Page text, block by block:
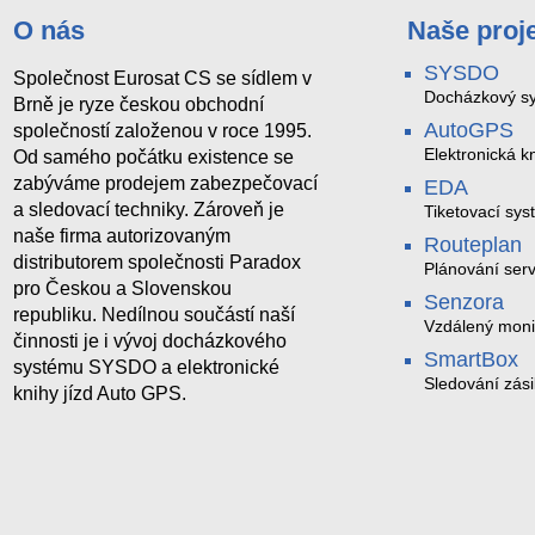
O nás
Společnost Eurosat CS se sídlem v
Brně je ryze českou obchodní
společností založenou v roce 1995.
Od samého počátku existence se
zabýváme prodejem zabezpečovací
a sledovací techniky. Zároveň je
naše firma autorizovaným
distributorem společnosti Paradox
pro Českou a Slovenskou
republiku. Nedílnou součástí naší
činnosti je i vývoj docházkového
systému SYSDO a elektronické
knihy jízd Auto GPS.
Naše
SYSDO
Docházkový
AutoGPS
Elektronická
EDA
Tiketovací
Routeplan
Plánování
Senzora
Vzdálený
SmartBox
Sledování